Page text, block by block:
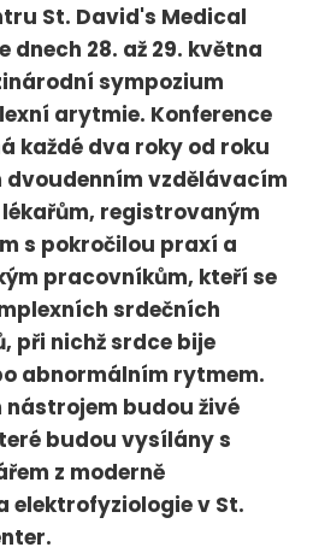
St. David's Medical
dnech 28. až 29. května
sympozium
arytmie. Konference
každé dva roky od roku
dvoudenním vzdělávacím
registrovaným
s pokročilou praxí a
pracovníkům, kteří se
srdečních
při nichž srdce bije
abnormálním rytmem.
budou živé
budou vysílány s
z moderně
elektrofyziologie v St.